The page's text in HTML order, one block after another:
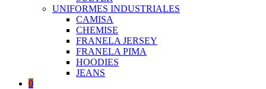
UNIFORMES INDUSTRIALES
CAMISA
CHEMISE
FRANELA JERSEY
FRANELA PIMA
HOODIES
JEANS
0